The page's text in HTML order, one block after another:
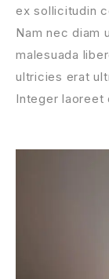
ex sollicitudin
Nam nec diam
malesuada
ultricies erat
Integer laoreet